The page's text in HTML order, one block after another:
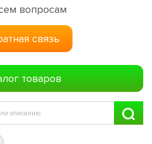
вопросам
связь
товаров